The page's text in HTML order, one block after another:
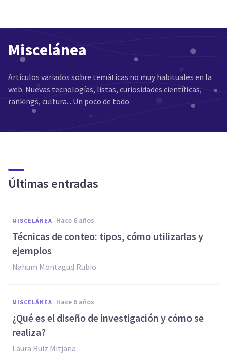
Miscelánea
Artículos variados sobre temáticas no muy habituales en la
web. Nuevas tecnologías, listas, curiosidades científicas,
rankings, cultura... Un poco de todo.
Últimas entradas
MISCELÁNEA hace 6 años
Técnicas de conteo: tipos, cómo utilizarlas y
ejemplos
Nahum Montagud Rubio
MISCELÁNEA hace 6 años
¿Qué es el diseño de investigación y cómo se
realiza?
Laura Ruiz Mitjana